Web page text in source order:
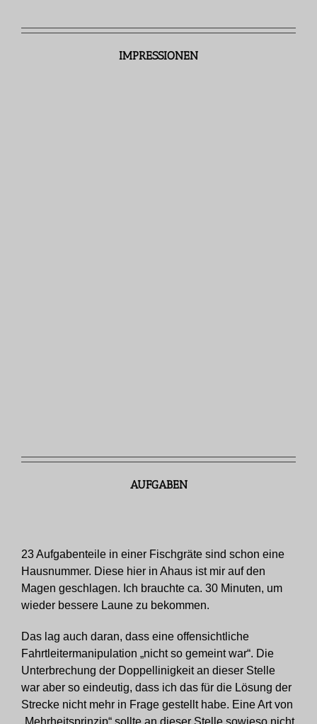
IMPRESSIONEN
AUFGABEN
23 Aufgabenteile in einer Fischgräte sind schon eine
Hausnummer. Diese hier in Ahaus ist mir auf den
Magen geschlagen. Ich brauchte ca. 30 Minuten, um
wieder bessere Laune zu bekommen.
Das lag auch daran, dass eine offensichtliche
Fahrtleitermanipulation „nicht so gemeint war“. Die
Unterbrechung der Doppellinigkeit an dieser Stelle
war aber so eindeutig, dass ich das für die Lösung der
Strecke nicht mehr in Frage gestellt habe. Eine Art von